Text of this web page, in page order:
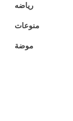
رياضه
منوعات
موضة